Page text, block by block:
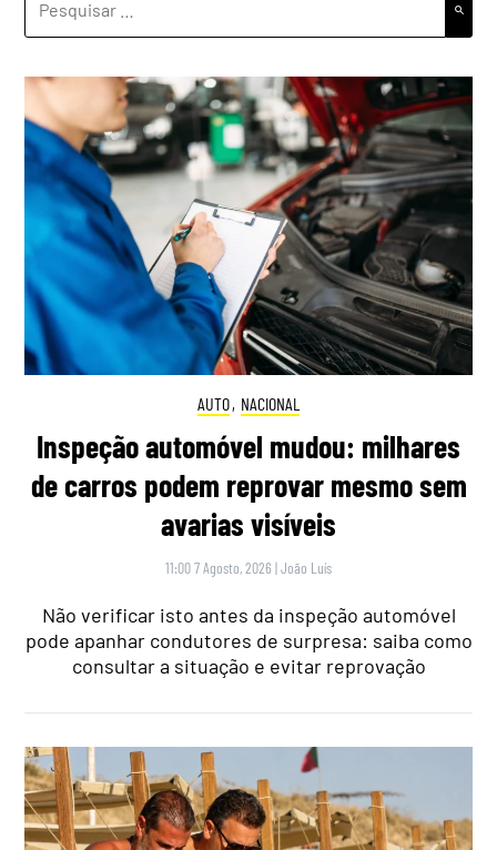
AUTO, NACIONAL
Inspeção automóvel mudou: milhares
de carros podem reprovar mesmo sem
avarias visíveis
11:00 7 Agosto, 2026 |João Luís
Não verificar isto antes da inspeção automóvel
pode apanhar condutores de surpresa: saiba como
consultar a situação e evitar reprovação